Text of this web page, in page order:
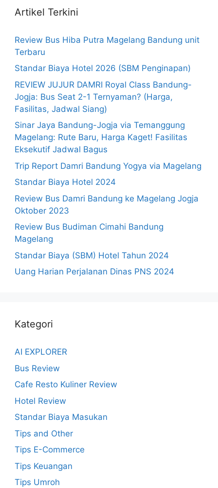
Artikel Terkini
Review Bus Hiba Putra Magelang Bandung unit
Terbaru
Standar Biaya Hotel 2026 (SBM Penginapan)
REVIEW JUJUR DAMRI Royal Class Bandung-
Jogja: Bus Seat 2-1 Ternyaman? (Harga,
Fasilitas, Jadwal Siang)
Sinar Jaya Bandung-Jogja via Temanggung
Magelang: Rute Baru, Harga Kaget! Fasilitas
Eksekutif Jadwal Bagus
Trip Report Damri Bandung Yogya via Magelang
Standar Biaya Hotel 2024
Review Bus Damri Bandung ke Magelang Jogja
Oktober 2023
Review Bus Budiman Cimahi Bandung
Magelang
Standar Biaya (SBM) Hotel Tahun 2024
Uang Harian Perjalanan Dinas PNS 2024
Kategori
AI EXPLORER
Bus Review
Cafe Resto Kuliner Review
Hotel Review
Standar Biaya Masukan
Tips and Other
Tips E-Commerce
Tips Keuangan
Tips Umroh